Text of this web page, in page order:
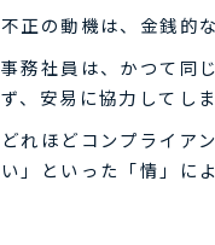
不正の動機は、金銭的
事務社員は、かつて同
ず、安易に協力してし
どれほどコンプライア
い」といった「情」に